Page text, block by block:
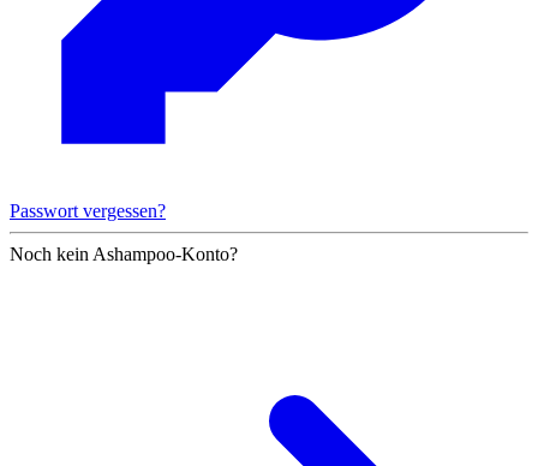
Passwort vergessen?
Noch kein Ashampoo-Konto?